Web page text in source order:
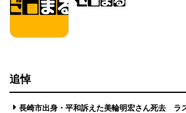
追悼
長崎市出身・平和訴えた美輪明宏さん死去 ラ